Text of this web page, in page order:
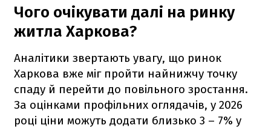
Чого очікувати далі на ринку
житла Харкова?
Аналітики звертають увагу, що ринок
Харкова вже міг пройти найнижчу точку
спаду й перейти до повільного зростання.
За оцінками профільних оглядачів, у 2026
році ціни можуть додати близько 3 – 7% у